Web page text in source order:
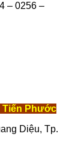
0256 –
Tiến Phước
Diệu, Tp.